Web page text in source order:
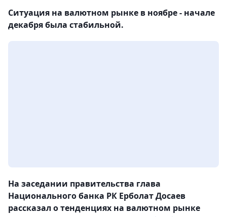
Ситуация на валютном рынке в ноябре - начале
декабря была стабильной.
На заседании правительства глава
Национального банка РК Ерболат Досаев
рассказал о тенденциях на валютном рынке